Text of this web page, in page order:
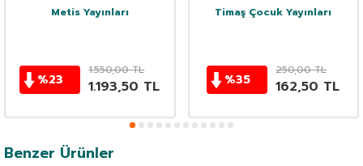
Metis Yayınları
%23
1.550,00TL
1.193,50 TL
Timaş Çocuk Yayınları
%35
250,00TL
162,50 TL
Benzer Ürünler